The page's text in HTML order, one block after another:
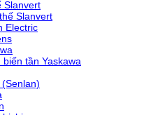
Slanvert
Slanvert
Electric
biến tần Yaskawa